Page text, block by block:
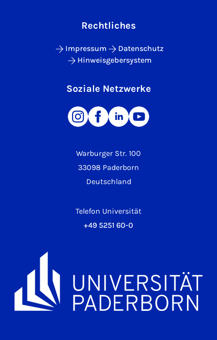
Warburger Str. 100
33098 Paderborn
Deutschland
Telefon Universität
+49 5251 60-0
Rechtliches
Impressum
Datenschutz
Hinweisgebersystem
Soziale Netzwerke